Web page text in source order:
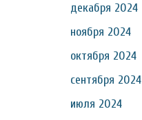
декабря 2024
ноября 2024
октября 2024
сентября 2024
июля 2024